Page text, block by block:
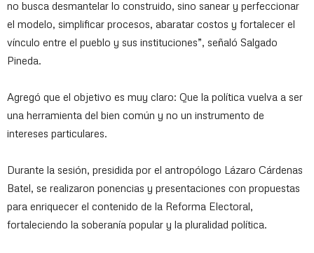
no busca desmantelar lo construido, sino sanear y perfeccionar
el modelo, simplificar procesos, abaratar costos y fortalecer el
vínculo entre el pueblo y sus instituciones”, señaló Salgado
Pineda.
Agregó que el objetivo es muy claro: Que la política vuelva a ser
una herramienta del bien común y no un instrumento de
intereses particulares.
Durante la sesión, presidida por el antropólogo Lázaro Cárdenas
Batel, se realizaron ponencias y presentaciones con propuestas
para enriquecer el contenido de la Reforma Electoral,
fortaleciendo la soberanía popular y la pluralidad política.